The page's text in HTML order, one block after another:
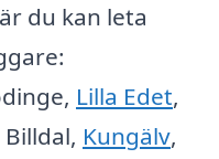
du kan leta
Lilla Edet,
Billdal, Kungälv,